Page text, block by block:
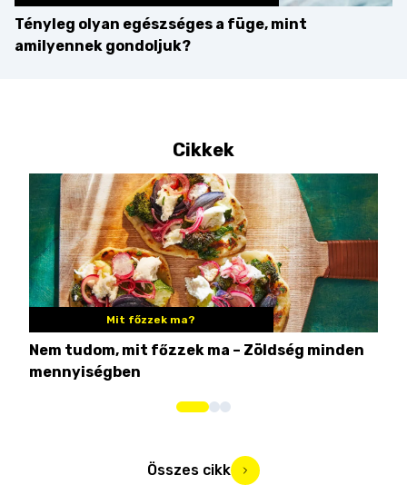
Tényleg olyan egészséges a füge, mint
amilyennek gondoljuk?
Cikkek
Mit főzzek ma?
Nem tudom, mit főzzek ma – Zöldség minden
mennyiségben
Összes cikk